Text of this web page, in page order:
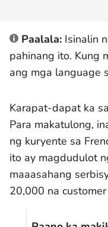
Paalala: Isinalin
pahinang ito. Kung
ang mga language
Karapat-dapat ka
Para makatulong,
ng kuryente sa
ito ay magdudulot
maaasahang
20,000 na